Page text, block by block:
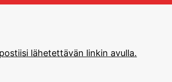
lähetettävän linkin avulla.